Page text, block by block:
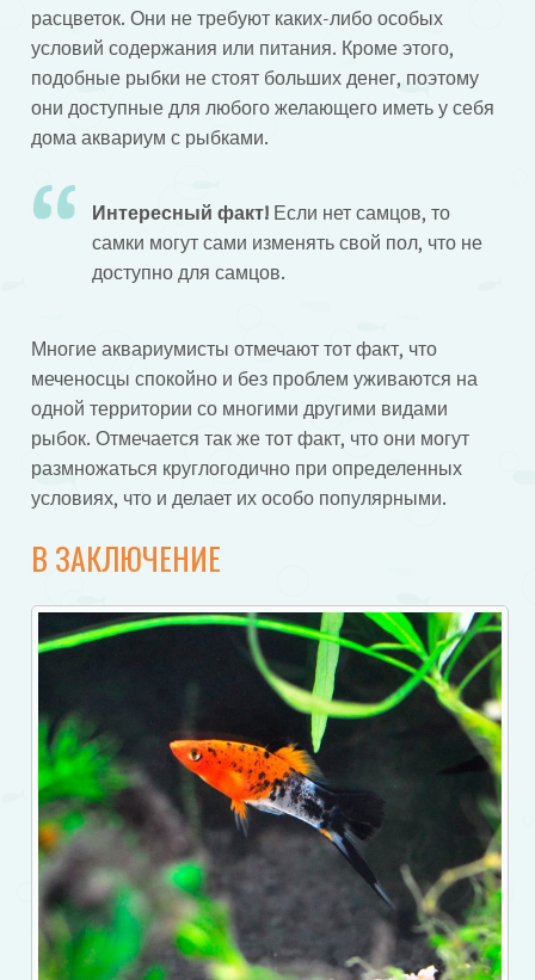
расцветок. Они не требуют каких-либо особых
условий содержания или питания. Кроме этого,
подобные рыбки не стоят больших денег, поэтому
они доступные для любого желающего иметь у себя
дома аквариум с рыбками.
Интересный факт!Если нет самцов, то
самки могут сами изменять свой пол, что не
доступно для самцов.
Многие аквариумисты отмечают тот факт, что
меченосцы спокойно и без проблем уживаются на
одной территории со многими другими видами
рыбок. Отмечается так же тот факт, что они могут
размножаться круглогодично при определенных
условиях, что и делает их особо популярными.
В ЗАКЛЮЧЕНИЕ